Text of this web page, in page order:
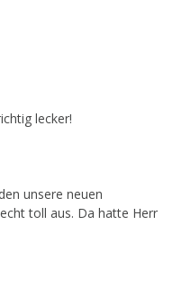
lecker!
unsere neuen
toll aus. Da hatte Herr